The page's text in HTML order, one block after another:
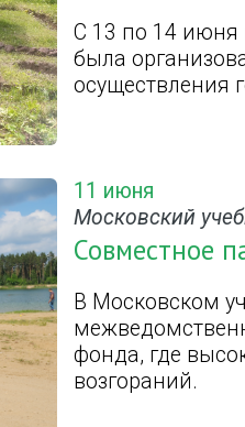
С 13 по 14
была
осуществления
11 июня
Московский
Совместное
В Московском
фонда, где
возгораний.